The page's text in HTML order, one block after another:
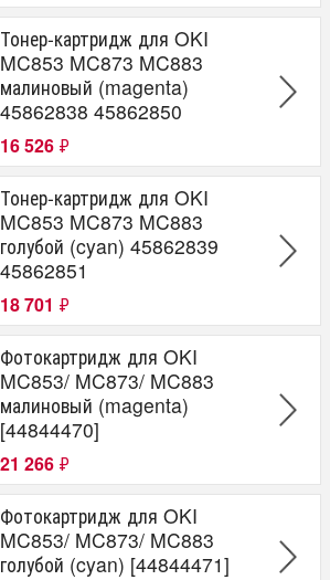
Тонер-картридж для OKI
MC853 MC873 MC883
малиновый (magenta)
45862838 45862850
16 526 ₽
Тонер-картридж для OKI
MC853 MC873 MC883
голубой (cyan) 45862839
45862851
18 701 ₽
Фотокартридж для OKI
MC853/ MC873/ MC883
малиновый (magenta)
[44844470]
21 266 ₽
Фотокартридж для OKI
MC853/ MC873/ MC883
голубой (cyan) [44844471]